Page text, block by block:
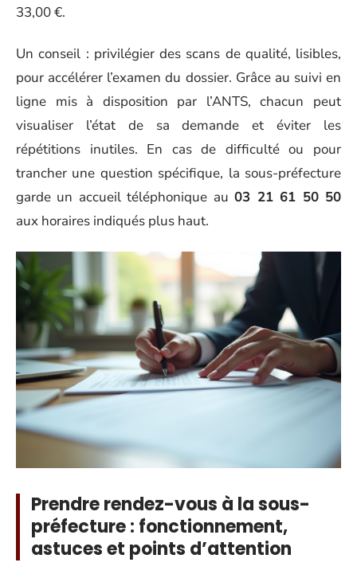
33,00 €.
Un conseil : privilégier des scans de qualité, lisibles,
pour accélérer l’examen du dossier. Grâce au suivi en
ligne mis à disposition par l’ANTS, chacun peut
visualiser l’état de sa demande et éviter les
répétitions inutiles. En cas de difficulté ou pour
trancher une question spécifique, la sous-préfecture
garde un accueil téléphonique au03 21 61 50 50
aux horaires indiqués plus haut.
Prendre rendez-vous à la sous-
préfecture : fonctionnement,
astuces et points d’attention